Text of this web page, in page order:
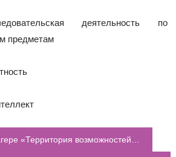
деятельность по
предметам
состоялся митинг, посвящённый подвигу защитников Родины